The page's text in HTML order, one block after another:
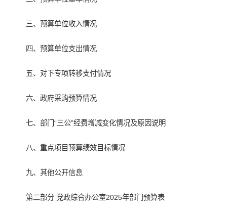
三、预算单位收入情况
四、预算单位支出情况
五、对下专项转移支付情况
六、政府采购预算情况
七、部门“三公”经费增减变化情况及原因说明
八、重点项目预算绩效目标情况
九、其他公开信息
第二部分 党政综合办公室2025年部门预算表